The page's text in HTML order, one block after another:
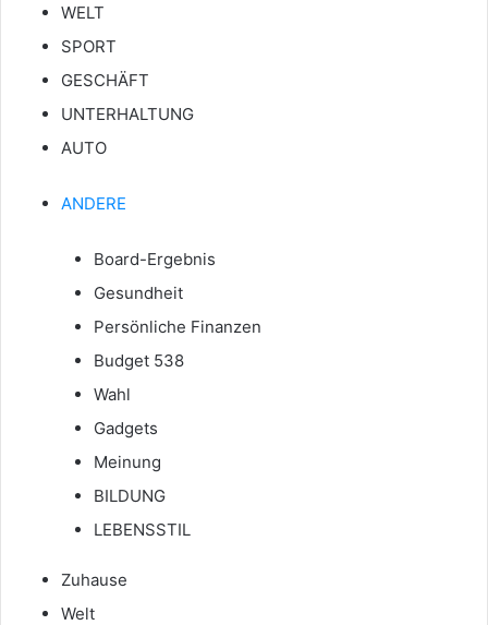
WELT
SPORT
GESCHÄFT
UNTERHALTUNG
AUTO
ANDERE
Board-Ergebnis
Gesundheit
Persönliche Finanzen
Budget 538
Wahl
Gadgets
Meinung
BILDUNG
LEBENSSTIL
Zuhause
Welt